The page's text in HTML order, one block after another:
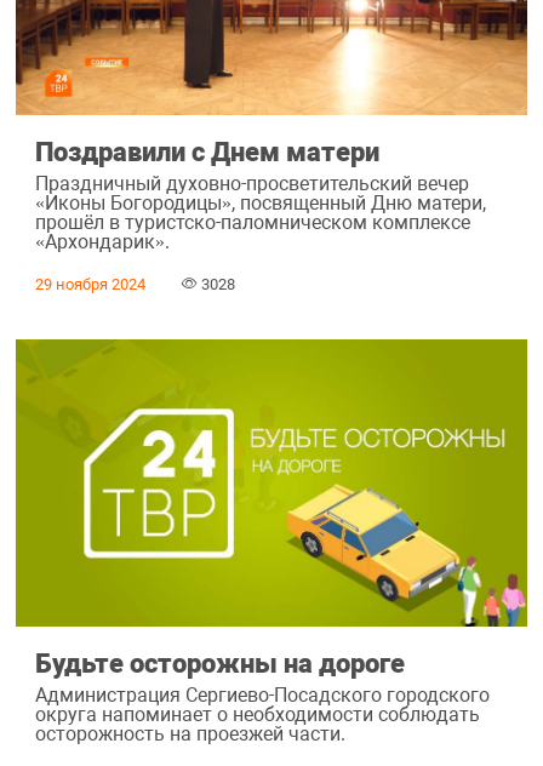
Поздравили с Днем матери
Праздничный духовно-просветительский вечер
«Иконы Богородицы», посвященный Дню матери,
прошёл в туристско-паломническом комплексе
«Архондарик».
29 ноября 2024 3028
Будьте осторожны на дороге
Администрация Сергиево-Посадского городского
округа напоминает о необходимости соблюдать
осторожность на проезжей части.